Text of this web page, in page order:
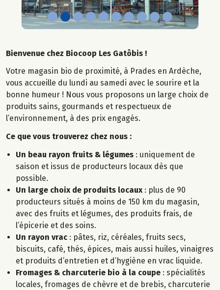
Bienvenue chez Biocoop Les Gatôbis !
Votre magasin bio de proximité, à Prades en Ardèche,
vous accueille du lundi au samedi avec le sourire et la
bonne humeur ! Nous vous proposons un large choix de
produits sains, gourmands et respectueux de
l’environnement, à des prix engagés.
Ce que vous trouverez chez nous :
Un beau rayon fruits & légumes : uniquement de
saison et issus de producteurs locaux dès que
possible.
Un large choix de produits locaux: plus de 90
producteurs situés à moins de 150 km du magasin,
avec des fruits et légumes, des produits frais, de
l’épicerie et des soins.
Un rayon vrac : pâtes, riz, céréales, fruits secs,
biscuits, café, thés, épices, mais aussi huiles, vinaigres
et produits d’entretien et d’hygiène en vrac liquide.
Fromages & charcuterie bio à la coupe : spécialités
locales, fromages de chèvre et de brebis, charcuterie